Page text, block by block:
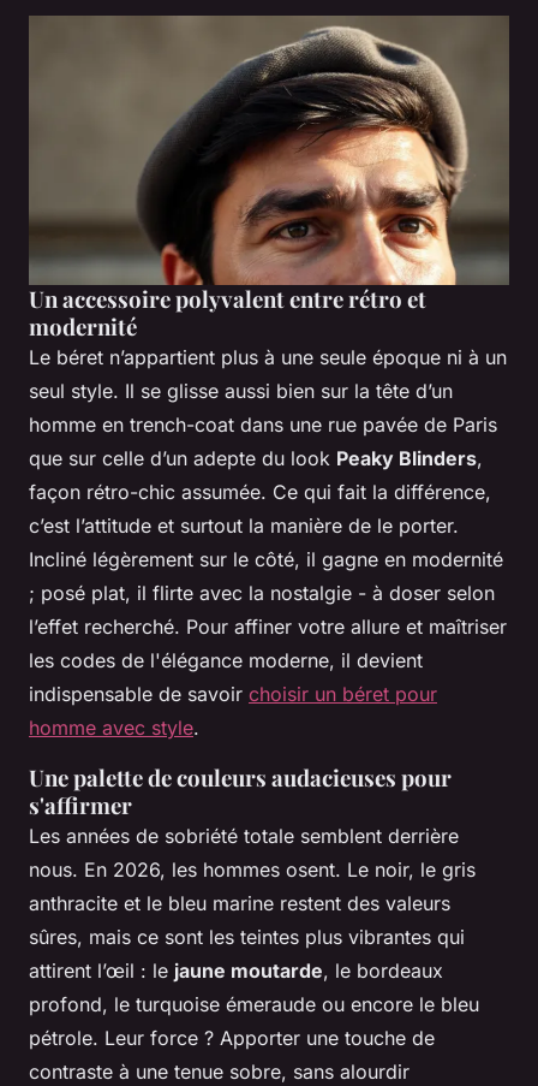
Un accessoire polyvalent entre rétro et
modernité
Le béret n’appartient plus à une seule époque ni à un
seul style. Il se glisse aussi bien sur la tête d’un
homme en trench-coat dans une rue pavée de Paris
que sur celle d’un adepte du look Peaky Blinders,
façon rétro-chic assumée. Ce qui fait la différence,
c’est l’attitude et surtout la manière de le porter.
Incliné légèrement sur le côté, il gagne en modernité
; posé plat, il flirte avec la nostalgie - à doser selon
l’effet recherché. Pour affiner votre allure et maîtriser
les codes de l'élégance moderne, il devient
indispensable de savoir choisir un béret pour
homme avec style.
Une palette de couleurs audacieuses pour
s'affirmer
Les années de sobriété totale semblent derrière
nous. En 2026, les hommes osent. Le noir, le gris
anthracite et le bleu marine restent des valeurs
sûres, mais ce sont les teintes plus vibrantes qui
attirent l’œil : le jaune moutarde, le bordeaux
profond, le turquoise émeraude ou encore le bleu
pétrole. Leur force ? Apporter une touche de
contraste à une tenue sobre, sans alourdir